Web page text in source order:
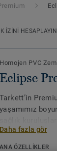
İZINI
Homojen PVC
Eclipse
Tarkett’in
yaşamımız
PVC zemin
üzere iki
Daha fazla gör
ANA ÖZELLİKLER